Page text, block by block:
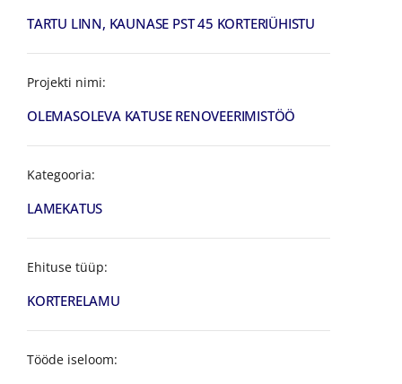
TARTU LINN, KAUNASE PST 45 KORTERIÜHISTU
Projekti nimi:
OLEMASOLEVA KATUSE RENOVEERIMISTÖÖ
Kategooria:
LAMEKATUS
Ehituse tüüp:
KORTERELAMU
Tööde iseloom: